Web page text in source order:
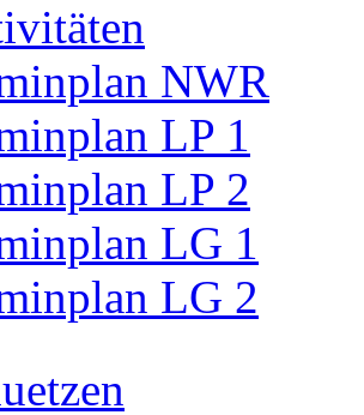
NWR
LP 1
LP 2
LG 1
LG 2